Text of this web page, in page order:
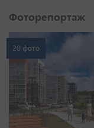
Фоторепортаж
20 фото